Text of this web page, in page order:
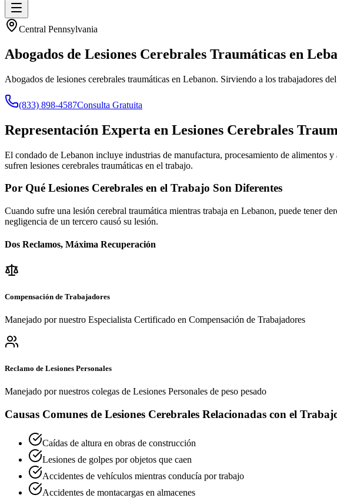
Central Pennsylvania
Abogados de Lesiones Cerebrales Traumáticas en
Abogados de lesiones cerebrales traumáticas en Lebanon. Sirviendo a los trabajadores
(833) 898-4587Consulta Gratuita
Representación Experta en Lesiones Cerebrales
El condado de Lebanon incluye industrias de manufactura, procesamiento de alimentos
sufren lesiones cerebrales traumáticas en el trabajo.
Por Qué Lesiones Cerebrales en el Trabajo Son Diferentes
Cuando sufre una lesión cerebral traumática mientras trabaja en Lebanon, puede tener
negligencia de un tercero causó su lesión.
Dos Reclamos, Máxima Recuperación
Compensación de Trabajadores
Manejado por nuestro Especialista Certificado en Compensación de Trabajadores
Reclamo de Lesiones Personales
Manejado por nuestros colegas de Lesiones Personales de peso pesado
Causas Comunes de Lesiones Cerebrales Relacionadas con el
Caídas de altura en obras de construcción
Lesiones de golpes por objetos que caen
Accidentes de vehículos mientras conducía por trabajo
Accidentes de montacargas en almacenes